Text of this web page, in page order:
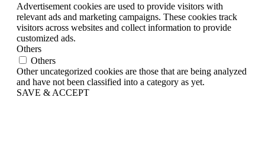
Advertisement cookies are used to provide visitors with
relevant ads and marketing campaigns. These cookies track
visitors across websites and collect information to provide
customized ads.
Others
Others
Other uncategorized cookies are those that are being analyzed
and have not been classified into a category as yet.
SAVE & ACCEPT